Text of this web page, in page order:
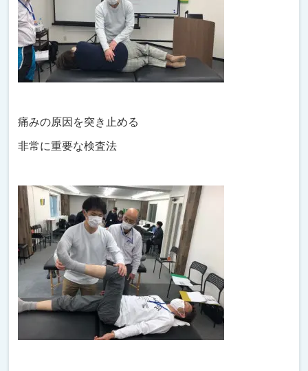
痛みの原因を突き止める
非常に重要な検査法